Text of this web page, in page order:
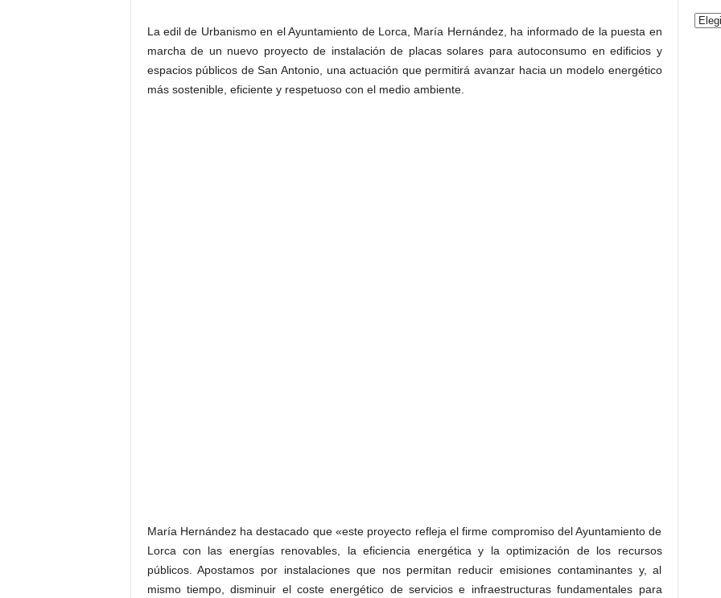
La edil de Urbanismo en el Ayuntamiento de Lorca, María Hernández, ha informado de la puesta en
marcha de un nuevo proyecto de instalación de placas solares para autoconsumo en edificios y
espacios públicos de San Antonio, una actuación que permitirá avanzar hacia un modelo energético
más sostenible, eficiente y respetuoso con el medio ambiente.
María Hernández ha destacado que «este proyecto refleja el firme compromiso del Ayuntamiento de
Lorca con las energías renovables, la eficiencia energética y la optimización de los recursos
públicos. Apostamos por instalaciones que nos permitan reducir emisiones contaminantes y, al
mismo tiempo, disminuir el coste energético de servicios e infraestructuras fundamentales para